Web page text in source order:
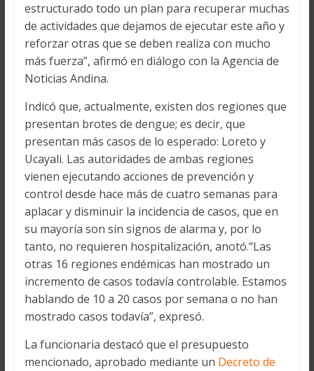
estructurado todo un plan para recuperar muchas
de actividades que dejamos de ejecutar este año y
reforzar otras que se deben realiza con mucho
más fuerza”, afirmó en diálogo con la Agencia de
Noticias Andina.
Indicó que, actualmente, existen dos regiones que
presentan brotes de dengue; es decir, que
presentan más casos de lo esperado: Loreto y
Ucayali. Las autoridades de ambas regiones
vienen ejecutando acciones de prevención y
control desde hace más de cuatro semanas para
aplacar y disminuir la incidencia de casos, que en
su mayoría son sin signos de alarma y, por lo
tanto, no requieren hospitalización, anotó.“Las
otras 16 regiones endémicas han mostrado un
incremento de casos todavía controlable. Estamos
hablando de 10 a 20 casos por semana o no han
mostrado casos todavía”, expresó.
La funcionaria destacó que el presupuesto
mencionado, aprobado mediante un Decreto de